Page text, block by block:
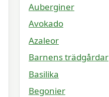
Auberginer
Avokado
Azaleor
Barnens trädgårdar
Basilika
Begonier